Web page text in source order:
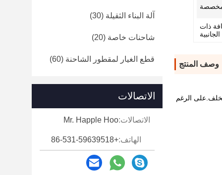
ذات
وصف المنتج
الرغم
آلة البناء الثقيلة (30)
شاحنات خاصة (20)
قطع الغيار لمقطور الشاحنة (60)
الاتصالات
الاتصالات:Mr. Happle Hoo
الهاتف:+86-531-59639518